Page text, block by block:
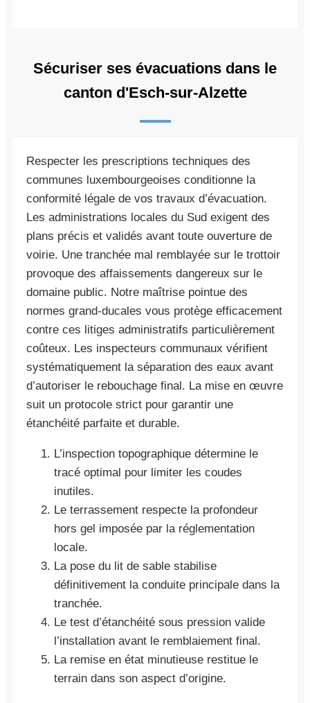
Sécuriser ses évacuations dans le
canton d'Esch-sur-Alzette
Respecter les prescriptions techniques des
communes luxembourgeoises conditionne la
conformité légale de vos travaux d’évacuation.
Les administrations locales du Sud exigent des
plans précis et validés avant toute ouverture de
voirie. Une tranchée mal remblayée sur le trottoir
provoque des affaissements dangereux sur le
domaine public. Notre maîtrise pointue des
normes grand-ducales vous protège efficacement
contre ces litiges administratifs particulièrement
coûteux. Les inspecteurs communaux vérifient
systématiquement la séparation des eaux avant
d’autoriser le rebouchage final. La mise en œuvre
suit un protocole strict pour garantir une
étanchéité parfaite et durable.
L’inspection topographique détermine le
tracé optimal pour limiter les coudes
inutiles.
Le terrassement respecte la profondeur
hors gel imposée par la réglementation
locale.
La pose du lit de sable stabilise
définitivement la conduite principale dans la
tranchée.
Le test d’étanchéité sous pression valide
l’installation avant le remblaiement final.
La remise en état minutieuse restitue le
terrain dans son aspect d’origine.